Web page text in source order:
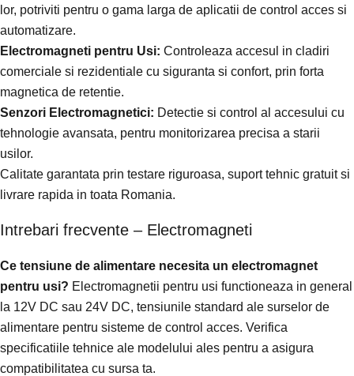
lor, potriviti pentru o gama larga de aplicatii de control acces si
automatizare.
Electromagneti pentru Usi: Controleaza accesul in cladiri
comerciale si rezidentiale cu siguranta si confort, prin forta
magnetica de retentie.
Senzori Electromagnetici: Detectie si control al accesului cu
tehnologie avansata, pentru monitorizarea precisa a starii
usilor.
Calitate garantata prin testare riguroasa, suport tehnic gratuit si
livrare rapida in toata Romania.
Intrebari frecvente – Electromagneti
Ce tensiune de alimentare necesita un electromagnet
pentru usi? Electromagnetii pentru usi functioneaza in general
la 12V DC sau 24V DC, tensiunile standard ale surselor de
alimentare pentru sisteme de control acces. Verifica
specificatiile tehnice ale modelului ales pentru a asigura
compatibilitatea cu sursa ta.